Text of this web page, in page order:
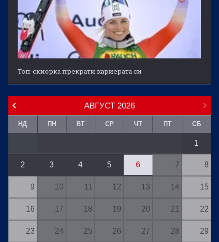
Топ-скиорка прекрати кариерата си
АВГУСТ 2026
НД ПН ВТ СР ЧТ ПТ СБ
1
2 3 4 5 6 7 8
9 10 11 12 13 14 15
16 17 18 19 20 21 22
23 24 25 26 27 28 29